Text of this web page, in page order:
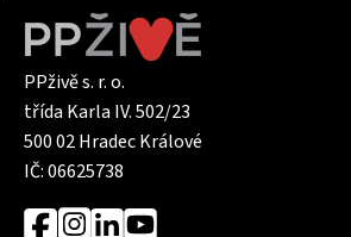
PPživě s. r. o.
třída Karla IV. 502/23
500 02 Hradec Králové
IČ: 06625738